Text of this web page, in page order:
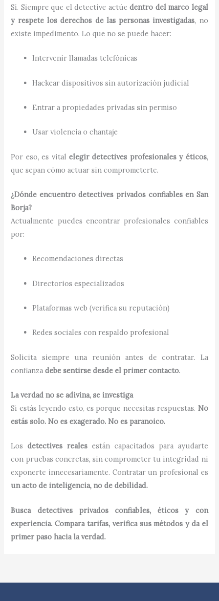
Sí. Siempre que el detective actúedentro del marco legal
y respete los derechos de las personas investigadas, no
existe impedimento. Lo que no se puede hacer:
Intervenir llamadas telefónicas
Hackear dispositivos sin autorización judicial
Entrar a propiedades privadas sin permiso
Usar violencia o chantaje
Por eso, es vital elegir detectives profesionales y éticos,
que sepan cómo actuar sin comprometerte.
¿Dónde encuentro detectives privados confiables en San
Borja?
Actualmente puedes encontrar profesionales confiables
por:
Recomendaciones directas
Directorios especializados
Plataformas web (verifica su reputación)
Redes sociales con respaldo profesional
Solicita siempre una reunión antes de contratar. La
confianzadebe sentirse desde el primer contacto.
La verdad no se adivina, se investiga
Si estás leyendo esto, es porque necesitas respuestas. No
estás solo. No es exagerado. No es paranoico.
Losdetectives reales están capacitados para ayudarte
con pruebas concretas, sin comprometer tu integridad ni
exponerte innecesariamente. Contratar un profesional es
un acto de inteligencia, no de debilidad.
Busca detectives privados confiables, éticos y con
experiencia. Compara tarifas, verifica sus métodos y da el
primer paso hacia la verdad.